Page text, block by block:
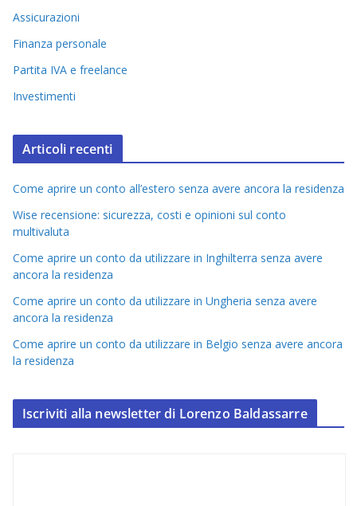
Assicurazioni
Finanza personale
Partita IVA e freelance
Investimenti
Articoli recenti
Come aprire un conto all’estero senza avere ancora la residenza
Wise recensione: sicurezza, costi e opinioni sul conto
multivaluta
Come aprire un conto da utilizzare in Inghilterra senza avere
ancora la residenza
Come aprire un conto da utilizzare in Ungheria senza avere
ancora la residenza
Come aprire un conto da utilizzare in Belgio senza avere ancora
la residenza
Iscriviti alla newsletter di Lorenzo Baldassarre